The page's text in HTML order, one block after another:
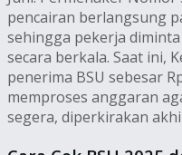
pencairan berlangsung
sehingga pekerja
secara berkala. Saat ini,
penerima BSU sebesar
memproses anggaran
segera, diperkirakan